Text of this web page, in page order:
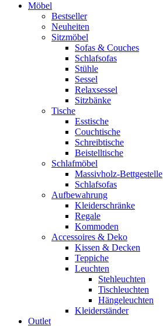
Möbel
Bestseller
Neuheiten
Sitzmöbel
Sofas & Couches
Schlafsofas
Stühle
Sessel
Relaxsessel
Sitzbänke
Tische
Esstische
Couchtische
Schreibtische
Beistelltische
Schlafmöbel
Massivholz-Bettgestelle
Schlafsofas
Aufbewahrung
Kleiderschränke
Regale
Kommoden
Accessoires & Deko
Kissen & Decken
Teppiche
Leuchten
Stehleuchten
Tischleuchten
Hängeleuchten
Kleiderständer
Outlet